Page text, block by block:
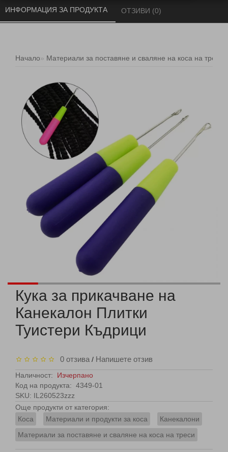
Начало Материали за поставяне и сваляне на коса на треси
ИНФОРМАЦИЯ ЗА ПРОДУКТА ОТЗИВИ (0)
Кука за прикачване на
Канекалон Плитки
Туистери Къдрици
0 отзива / Напишете отзив
Наличност: Изчерпано
Код на продукта: 4349-01
SKU: IL260523zzz
Още продукти от категория:
Коса
Материали и продукти за коса
Канекалони
Материали за поставяне и сваляне на коса на треси